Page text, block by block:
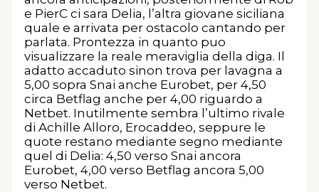
e PierC ci sara Delia, l’altra giovane siciliana
quale e arrivata per ostacolo cantando per
parlata. Prontezza in quanto puo
visualizzare la reale meraviglia della diga. Il
adatto accaduto sinon trova per lavagna a
5,00 sopra Snai anche Eurobet, per 4,50
circa Betflag anche per 4,00 riguardo a
Netbet. Inutilmente sembra l’ultimo rivale
di Achille Alloro, Erocaddeo, seppure le
quote restano mediante segno mediante
quel di Delia: 4,50 verso Snai ancora
Eurobet, 4,00 verso Betflag ancora 5,00
verso Netbet.